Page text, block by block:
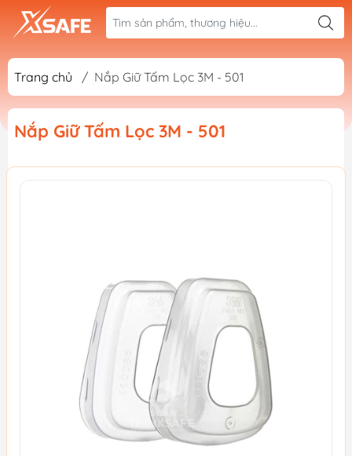
Trang chủ / Nắp Giữ Tấm Lọc 3M - 501
Nắp Giữ Tấm Lọc 3M - 501